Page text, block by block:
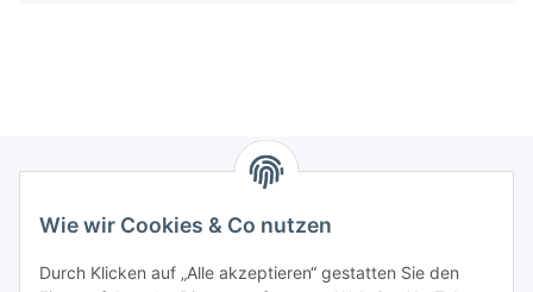
Wie wir Cookies & Co nutzen
Durch Klicken auf „Alle akzeptieren“ gestatten Sie den
Zahlungsmöglichkeiten